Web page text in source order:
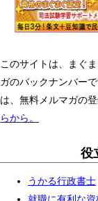
このサイトは、まぐ
ガのバックナンバー
は、無料メルマガの
らから。
役
うかる行政書士